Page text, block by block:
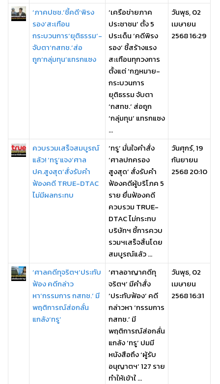
‘ภาคปชช.’ชี้คดี‘พิรง
รอง’สะเทือน
กระบวนการ‘ยุติธรรม’-
จับตา‘กสทช.’ส่อ
ถูก‘กลุ่มทุน’แทรกแซง
‘เครือข่ายภาค
ประชาชน’ ตั้ง 5
ประเด็น ‘คดีพิรง
รอง’ ชี้สร้างแรง
สะเทือนทุกวงการ
ตั้งแต่ ‘กฎหมาย-
กระบวนการ
ยุติธรรม จับตา
‘กสทช.’ ส่อถูก
‘กลุ่มทุน’ แทรกแซง
...
วันพุธ, 02
เมษายน
2568 16:29
ควบรวมเสร็จสมบูรณ์
แล้ว! ‘ทรู’แจง‘ศาล
ปค.สูงสุด’สั่งรับคำ
ฟ้องคดี TRUE-DTAC
ไม่มีผลกระทบ
‘ทรู’ มั่นใจคำสั่ง
‘ศาลปกครอง
สูงสุด’ สั่งรับคำ
ฟ้องคดีผู้บริโภค 5
ราย ยื่นฟ้องคดี
ควบรวม TRUE-
DTAC ไม่กระทบ
บริษัทฯ ชี้การควบ
รวมฯเสร็จสิ้นโดย
สมบูรณ์แล้ว ...
วันศุกร์, 19
กันยายน
2568 20:10
‘ศาลคดีทุจริตฯ’ประทับ
ฟ้อง คดีกล่าว
หา‘กรรมการ กสทช.’ มี
พฤติการณ์ส่อกลั่น
แกล้ง‘ทรู’
‘ศาลอาญาคดีทุ
จริตฯ’ มีคำสั่ง
‘ประทับฟ้อง’ คดี
กล่าวหา ‘กรรมการ
กสทช.’ มี
พฤติการณ์ส่อกลั่น
แกล้ง ‘ทรู’ ปมมี
หนังสือถึง ‘ผู้รับ
อนุญาตฯ’ 127 ราย
ทำให้เข้าใ ...
วันพุธ, 02
เมษายน
2568 16:31